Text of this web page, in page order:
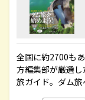
全国に約2700も
方編集部が厳選
旅ガイド。ダム旅